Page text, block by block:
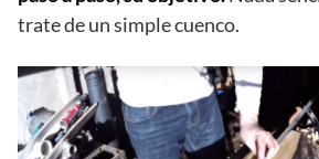
trate de un simple cuenco.